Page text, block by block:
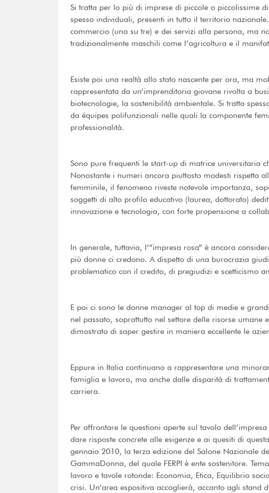
Si tratta per lo più di imprese di piccole o piccolissime
spesso individuali, presenti in tutto il territorio
commercio (una su tre) e dei servizi alla persona, ma
tradizionalmente maschili come l’agricoltura e il
Esiste poi una realtà allo stato nascente per ora, ma
rappresentata da un’imprenditoria giovane rivolta a
biotecnologie, la sostenibilità ambientale. Si tratta
da équipes polifunzionali nelle quali la componente
professionalità.
Sono pure frequenti le start-up di matrice universitaria
Nonostante i numeri ancora piuttosto modesti rispetto
femminile, il fenomeno riveste notevole importanza,
soggetti di alto profilo educativo (laurea, dottorato)
innovazione e tecnologia, con forte propensione a
In generale, tuttavia, l’”impresa rosa” è ancora
più donne ci credono. A dispetto di una burocrazia
problematico con il credito, di pregiudizi e scetticismo
E poi ci sono le donne manager al top di medie e
nel passato, soprattutto nel settore delle risorse umane
dimostrato di saper gestire in maniera eccellente le
Eppure in Italia continuano a rappresentare una
famiglia e lavoro, ma anche dalle disparità di
carriera.
Per affrontare le questioni aperte sul tavolo
dare risposte concrete alle esigenze e ai quesiti di
gennaio 2010, la terza edizione del Salone Nazionale
GammaDonna, del quale FERPI è ente sostenitore.
lavoro e tavole rotonde: Economia, Etica, Equilibrio
crisi. Un’area espositiva accoglierà, accanto agli stand